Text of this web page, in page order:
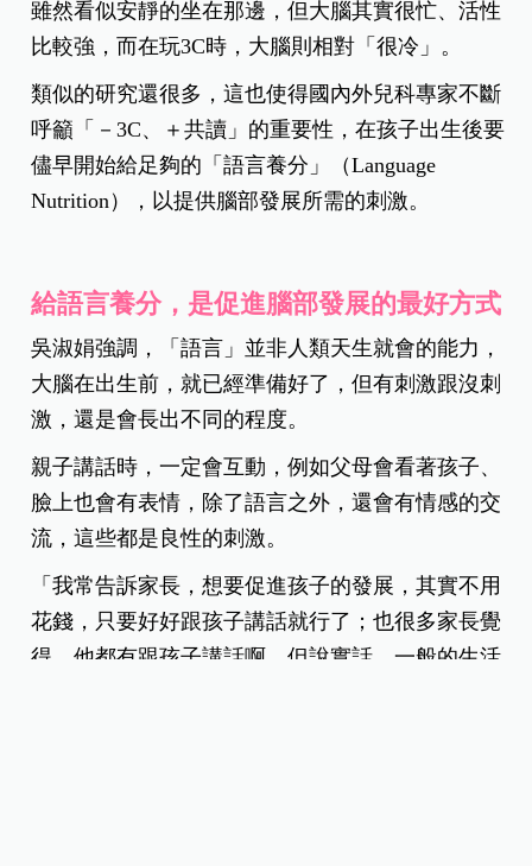
雖然看似安靜的坐在那邊，但大腦其實很忙、活性
比較強，而在玩3C時，大腦則相對「很冷」。
類似的研究還很多，這也使得國內外兒科專家不斷
呼籲「－3C、＋共讀」的重要性，在孩子出生後要
儘早開始給足夠的「語言養分」（Language
Nutrition），以提供腦部發展所需的刺激。
給語言養分，是促進腦部發展的最好方式
吳淑娟強調，「語言」並非人類天生就會的能力，
大腦在出生前，就已經準備好了，但有刺激跟沒刺
激，還是會長出不同的程度。
親子講話時，一定會互動，例如父母會看著孩子、
臉上也會有表情，除了語言之外，還會有情感的交
流，這些都是良性的刺激。
「我常告訴家長，想要促進孩子的發展，其實不用
花錢，只要好好跟孩子講話就行了；也很多家長覺
得，他都有跟孩子講話啊，但說實話，一般的生活